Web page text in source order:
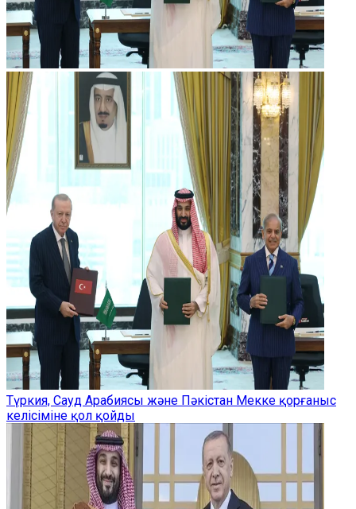
Түркия, Сауд Арабиясы және Пәкістан Мекке қорғаныс
келісіміне қол қойды